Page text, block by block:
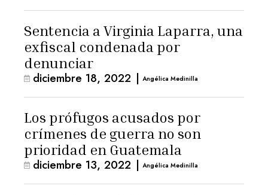
Sentencia a Virginia Laparra, una
exfiscal condenada por
denunciar
diciembre 18, 2022 | Angélica Medinilla
Los prófugos acusados por
crímenes de guerra no son
prioridad en Guatemala
diciembre 13, 2022 | Angélica Medinilla